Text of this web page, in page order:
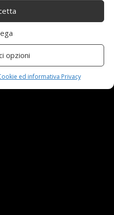
opzioni
ed informativa Privacy
i SUV si fanno ibridi
l’importanza della